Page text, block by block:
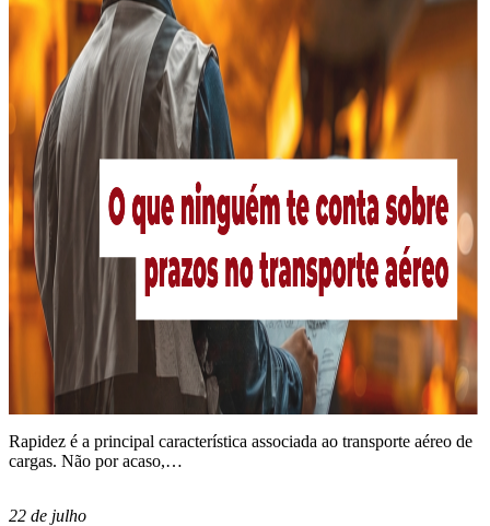
Rapidez é a principal característica associada ao transporte aéreo de
cargas. Não por acaso,…
22 de julho